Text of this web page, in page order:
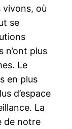
vivons, où
se
n’ont plus
Le
en plus
d’espace
La
de notre